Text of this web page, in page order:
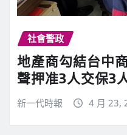
社會警政
地產商勾結台中
聲押准3人交保3
新一代時報 4 月 23,